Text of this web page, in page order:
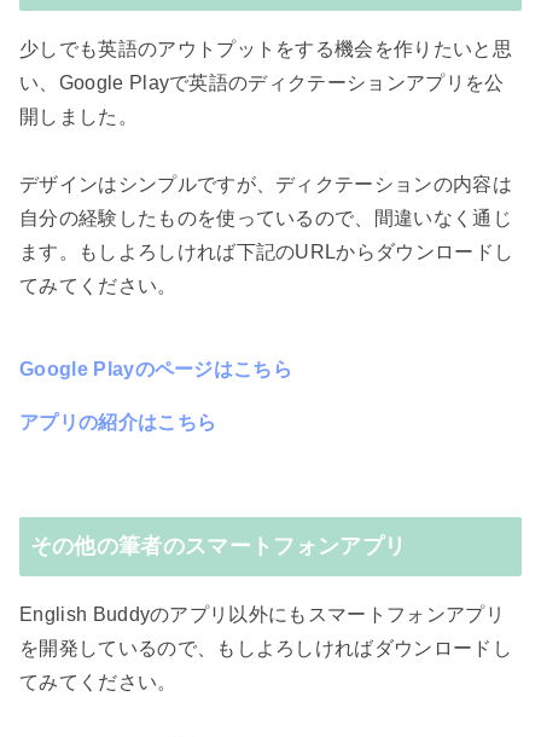
少しでも英語のアウトプットをする機会を作りたいと思
い、Google Playで英語のディクテーションアプリを公
開しました。
デザインはシンプルですが、ディクテーションの内容は
自分の経験したものを使っているので、間違いなく通じ
ます。もしよろしければ下記のURLからダウンロードし
てみてください。
Google Playのページはこちら
アプリの紹介はこちら
その他の筆者のスマートフォンアプリ
English Buddyのアプリ以外にもスマートフォンアプリ
を開発しているので、もしよろしければダウンロードし
てみてください。